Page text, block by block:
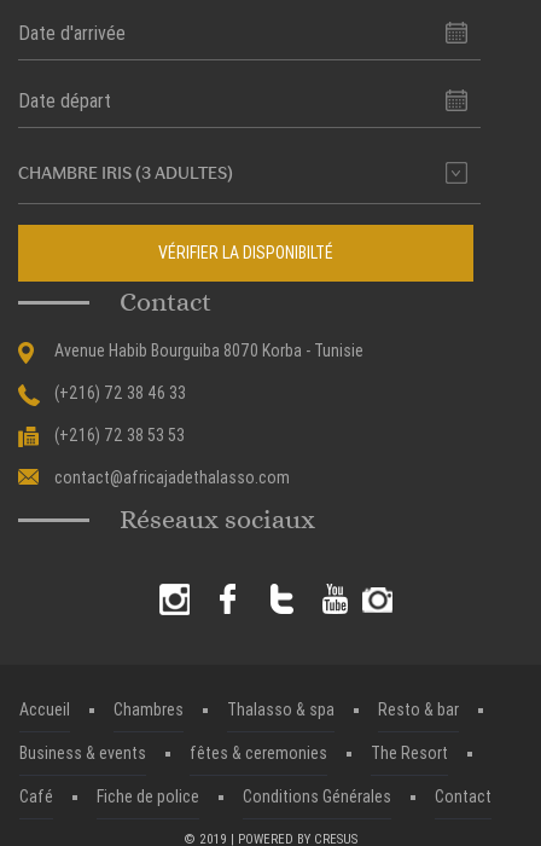
VÉRIFIER LA DISPONIBILTÉ
Contact
Avenue Habib Bourguiba 8070 Korba - Tunisie
(+216) 72 38 46 33
(+216) 72 38 53 53
contact@africajadethalasso.com
Réseaux sociaux
Accueil Chambres Thalasso & spa
Resto & bar
Business & events
fêtes & ceremonies
The Resort
Café
Fiche de police Conditions Générales Contact
© 2019 | POWERED BY CRESUS